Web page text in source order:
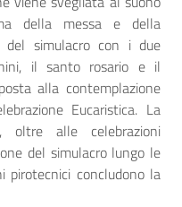
della messa e della
del simulacro con i due
il santo rosario e il
alla contemplazione
Eucaristica. La
oltre alle celebrazioni
del simulacro lungo le
concludono la